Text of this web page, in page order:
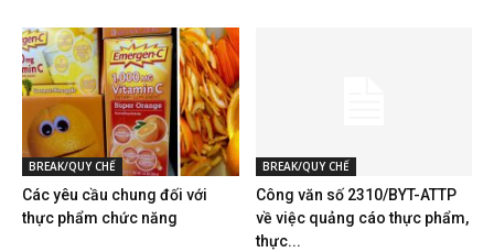
BREAK/QUY CHẾ
Các yêu cầu chung đối với
thực phẩm chức năng
BREAK/QUY CHẾ
Công văn số 2310/BYT-ATTP
về việc quảng cáo thực phẩm,
thực...